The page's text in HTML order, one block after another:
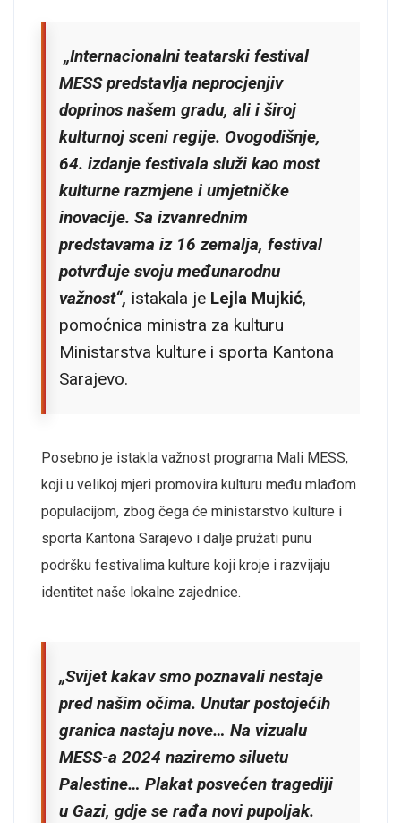
„Internacionalni teatarski festival
MESS predstavlja neprocjenjiv
doprinos našem gradu, ali i široj
kulturnoj sceni regije. Ovogodišnje,
64. izdanje festivala služi kao most
kulturne razmjene i umjetničke
inovacije. Sa izvanrednim
predstavama iz 16 zemalja, festival
potvrđuje svoju međunarodnu
važnost“, istakala je Lejla Mujkić,
pomoćnica ministra za kulturu
Ministarstva kulture i sporta Kantona
Sarajevo.
Posebno je istakla važnost programa Mali MESS,
koji u velikoj mjeri promovira kulturu među mlađom
populacijom, zbog čega će ministarstvo kulture i
sporta Kantona Sarajevo i dalje pružati punu
podršku festivalima kulture koji kroje i razvijaju
identitet naše lokalne zajednice.
„Svijet kakav smo poznavali nestaje
pred našim očima. Unutar postojećih
granica nastaju nove… Na vizualu
MESS-a 2024 naziremo siluetu
Palestine… Plakat posvećen tragediji
u Gazi, gdje se rađa novi pupoljak.